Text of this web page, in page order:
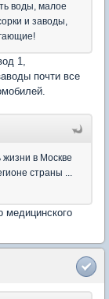
воды, малое
и заводы,
1,
почти все
в Москве
страны ...
медицинского